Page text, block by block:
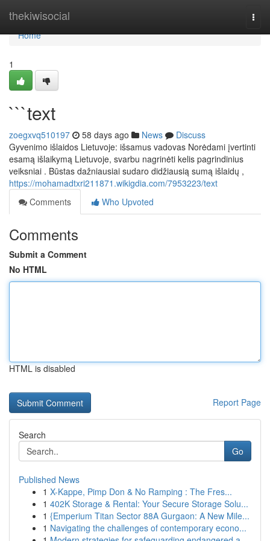
thekiwisocial
Home
Home
1
```text
zoegxvq510197 58 days ago News
Discuss
Gyvenimo išlaidos Lietuvoje: išsamus vadovas Norėdami įvertinti
esamą išlaikymą Lietuvoje, svarbu nagrinėti kelis pagrindinius
veiksniai . Būstas dažniausiai sudaro didžiausią sumą išlaidų ,
https://mohamadtxri211871.wikigdia.com/7953223/text
Comments
Who Upvoted
Comments
Submit a Comment
No HTML
HTML is disabled
Report Page
Search
Go
Published News
1 X-Kappe, Pimp Don & No Ramping : The Fres...
1 402K Storage & Rental: Your Secure Storage Solu...
1 {Emperium Titan Sector 88A Gurgaon: A New Mile...
1 Navigating the challenges of contemporary econo...